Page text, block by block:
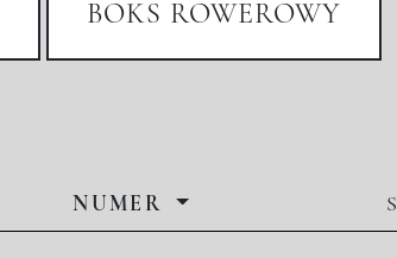
BOKS ROWEROWY
NUMER